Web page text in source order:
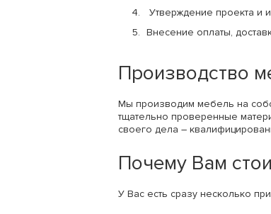
Утверждение проекта и
Внесение оплаты,
Производство
Мы производим мебель на
тщательно проверенные
своего дела –
Почему Вам
У Вас есть сразу несколько